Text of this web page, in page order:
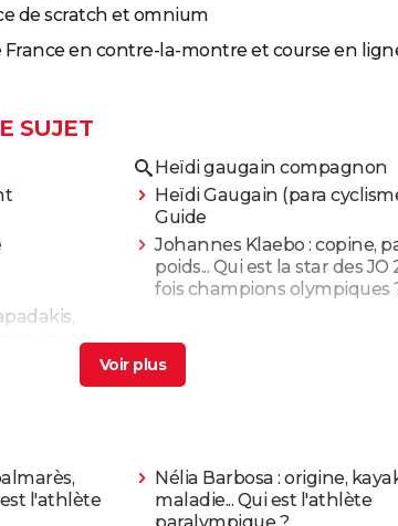
de scratch et omnium
en contre-la-montre et course en
SUJET
Heïdi gaugain compagnon
Heïdi Gaugain (para
Guide
Johannes Klaebo : copine,
poids... Qui est la star des JO
fois champions olympiques
que vous ne
est l'athlète
Nélia Barbosa : origine,
maladie... Qui est l'athlète